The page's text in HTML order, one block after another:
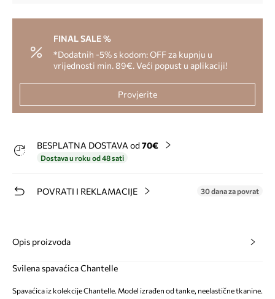
FINAL SALE %
*Dodatnih -5% s kodom: OFF za kupnju u
vrijednosti min. 89€. Veći popust u aplikaciji!
Provjerite
BESPLATNA DOSTAVA od 70€
Dostava u roku od 48 sati
POVRATI I REKLAMACIJE 30 dana za povrat
Opis proizvoda
Svilena spavaćica Chantelle
Spavaćica iz kolekcije Chantelle. Model izrađen od tanke, neelastične tkanine.